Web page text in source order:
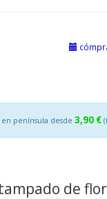
en península desde 3,90 €
de